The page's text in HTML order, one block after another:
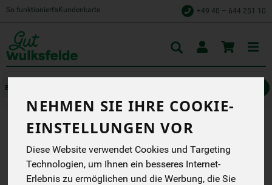
NEHMEN SIE IHRE COOKIE-
EINSTELLUNGEN VOR
Diese Website verwendet Cookies und Targeting
Technologien, um Ihnen ein besseres Internet-
Erlebnis zu ermöglichen und die Werbung, die Sie
So funktioniert’s Kundenkarte +49 40 – 644 251 10
RAPUNZELS ORIGINAL
MÜSLI 750 G
Wir machen Bio aus
Toggle
cart